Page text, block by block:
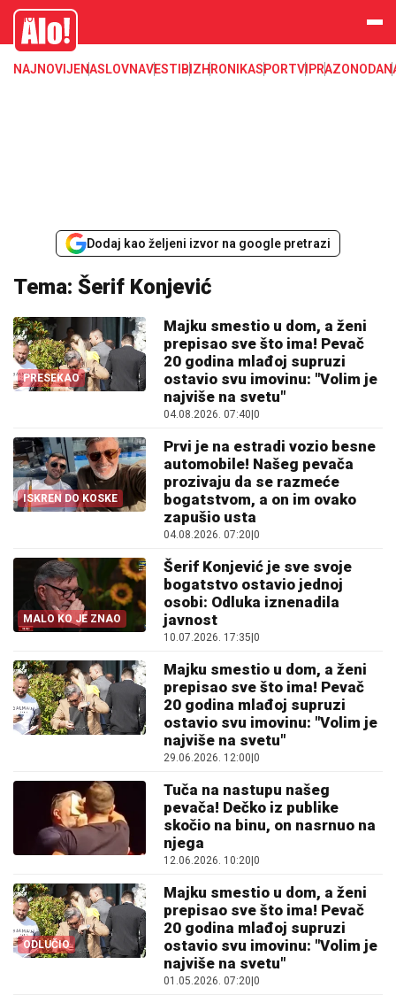
Alo
NAJNOVIJENASLOVNAVESTI BIZHRONIKASPORTVIPRAZONODA
Dodaj kao željeni izvor na google pretrazi
Tema: Šerif Konjević
PRESEKAO
Majku smestio u dom, a ženi
prepisao sve što ima! Pevač
20 godina mlađoj supruzi
ostavio svu imovinu: "Volim je
najviše na svetu"
04.08.2026. 07:40 0
ISKREN DO KOSKE
Prvi je na estradi vozio besne
automobile! Našeg pevača
prozivaju da se razmeće
bogatstvom, a on im ovako
zapušio usta
04.08.2026. 07:20 0
MALO KO JE ZNAO
Šerif Konjević je sve svoje
bogatstvo ostavio jednoj
osobi: Odluka iznenadila
javnost
10.07.2026. 17:35 0
Majku smestio u dom, a ženi
prepisao sve što ima! Pevač
20 godina mlađoj supruzi
ostavio svu imovinu: "Volim je
najviše na svetu"
29.06.2026. 12:00 0
Tuča na nastupu našeg
pevača! Dečko iz publike
skočio na binu, on nasrnuo na
njega
12.06.2026. 10:20 0
ODLUČIO
Majku smestio u dom, a ženi
prepisao sve što ima! Pevač
20 godina mlađoj supruzi
ostavio svu imovinu: "Volim je
najviše na svetu"
01.05.2026. 07:20 0